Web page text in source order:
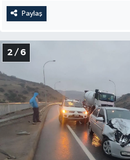
Paylaş
2 / 6
OTOMOBİL
MİZAH
TARİH
Genel